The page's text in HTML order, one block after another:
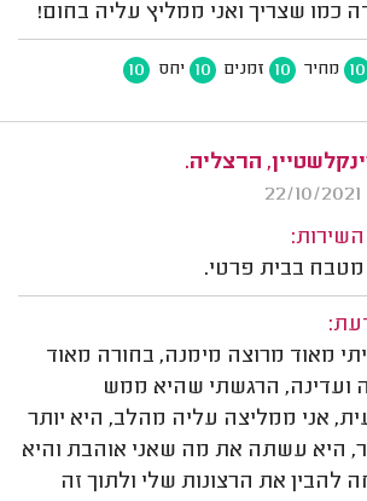
כמו שצריך ואני ממליץ עליה בחום!
10 מחיר 10 זמנים 10 יחס 10
הרצליה.
השירות:
מטבח בבית פרטי.
מאוד מרוצה מימנה, בחורה מאוד
ועדינה, הרגשתי שהיא ממש
אני ממליצה עליה מהלב, היא יותר
היא עשתה את מה שאני אוהבת והיא
להבין את הרצונות שלי ולתוך זה